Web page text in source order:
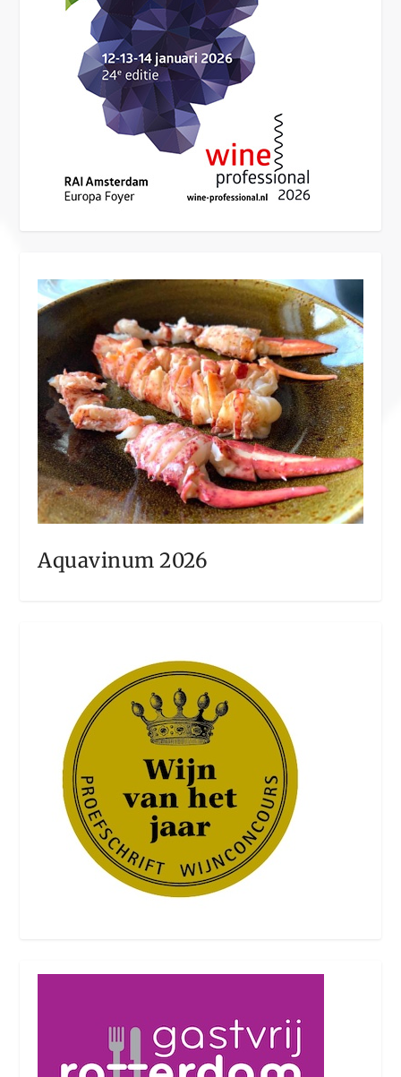
Aquavinum 2026